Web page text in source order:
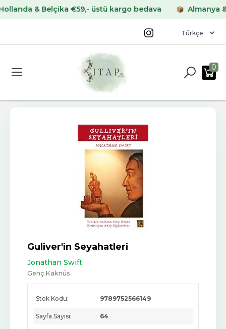
& Belçika €59,- üstü kargo bedava Almanya &
0
Guliver'in Seyahatleri
Jonathan Swift
Genç Kaknüs
Stok Kodu: 9789752566149
Sayfa Sayısı: 64